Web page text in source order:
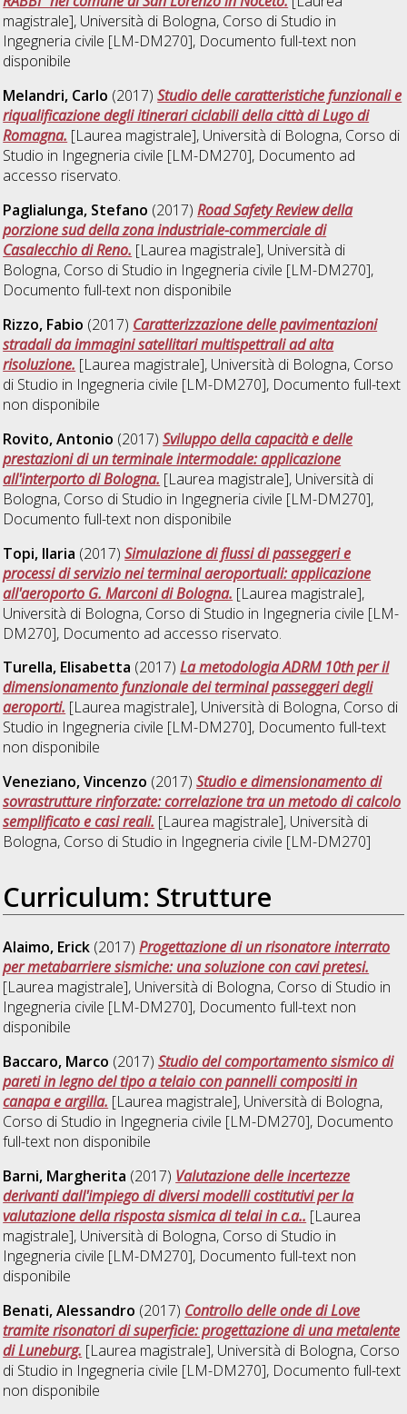
magistrale], Università di Bologna, Corso di Studio in
Ingegneria civile [LM-DM270], Documento full-text non
disponibile
Melandri, Carlo (2017)Studio delle caratteristiche funzionali e
riqualificazione degli itinerari ciclabili della città di Lugo di
Romagna. [Laurea magistrale], Università di Bologna, Corso di
Studio in Ingegneria civile [LM-DM270], Documento ad
accesso riservato.
Paglialunga, Stefano (2017)Road Safety Review della
porzione sud della zona industriale-commerciale di
Casalecchio di Reno. [Laurea magistrale], Università di
Bologna, Corso di Studio in Ingegneria civile [LM-DM270],
Documento full-text non disponibile
Rizzo, Fabio (2017) Caratterizzazione delle pavimentazioni
stradali da immagini satellitari multispettrali ad alta
risoluzione. [Laurea magistrale], Università di Bologna, Corso
di Studio in Ingegneria civile [LM-DM270], Documento full-text
non disponibile
Rovito, Antonio (2017)Sviluppo della capacità e delle
prestazioni di un terminale intermodale: applicazione
all'interporto di Bologna. [Laurea magistrale], Università di
Bologna, Corso di Studio in Ingegneria civile [LM-DM270],
Documento full-text non disponibile
Topi, Ilaria (2017)Simulazione di flussi di passeggeri e
processi di servizio nei terminal aeroportuali: applicazione
all'aeroporto G. Marconi di Bologna. [Laurea magistrale],
Università di Bologna, Corso di Studio in Ingegneria civile [LM-
DM270], Documento ad accesso riservato.
Turella, Elisabetta (2017)La metodologia ADRM 10th per il
dimensionamento funzionale dei terminal passeggeri degli
aeroporti. [Laurea magistrale], Università di Bologna, Corso di
Studio in Ingegneria civile [LM-DM270], Documento full-text
non disponibile
Veneziano, Vincenzo (2017)Studio e dimensionamento di
sovrastrutture rinforzate: correlazione tra un metodo di calcolo
semplificato e casi reali. [Laurea magistrale], Università di
Bologna, Corso di Studio in Ingegneria civile [LM-DM270]
Curriculum: Strutture
Alaimo, Erick (2017)Progettazione di un risonatore interrato
per metabarriere sismiche: una soluzione con cavi pretesi.
[Laurea magistrale], Università di Bologna, Corso di Studio in
Ingegneria civile [LM-DM270], Documento full-text non
disponibile
Baccaro, Marco (2017)Studio del comportamento sismico di
pareti in legno del tipo a telaio con pannelli compositi in
canapa e argilla. [Laurea magistrale], Università di Bologna,
Corso di Studio in Ingegneria civile [LM-DM270], Documento
full-text non disponibile
Barni, Margherita (2017) Valutazione delle incertezze
derivanti dall'impiego di diversi modelli costitutivi per la
valutazione della risposta sismica di telai in c.a.. [Laurea
magistrale], Università di Bologna, Corso di Studio in
Ingegneria civile [LM-DM270], Documento full-text non
disponibile
Benati, Alessandro (2017) Controllo delle onde di Love
tramite risonatori di superficie: progettazione di una metalente
di Luneburg. [Laurea magistrale], Università di Bologna, Corso
di Studio in Ingegneria civile [LM-DM270], Documento full-text
non disponibile